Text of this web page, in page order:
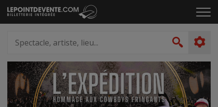
Passer
au
le
artiste,
lieu...